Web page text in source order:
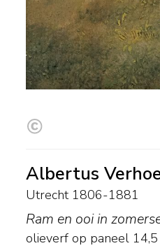
Albertus
Utrecht 1806-1881
Ram en ooi in
olieverf op paneel 14,5